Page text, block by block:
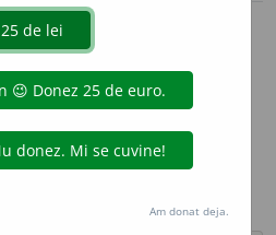
sunt compilate de
Definițiile
află pe filadefiniții.
Am donat deja.